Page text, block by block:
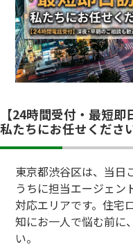
【24時間受付・最短
私たちにお任せくださ
東京都渋谷区は、当日
うちに担当エージェン
対応エリアです。住宅
知にお一人で悩む前に
い。